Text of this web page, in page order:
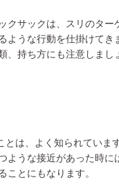
クサックは、スリのタ
ような行動を仕掛けて
、持ち方にも注意しまし
とは、よく知られていま
ような接近があった時
ことにもなります。